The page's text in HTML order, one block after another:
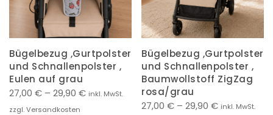
Bügelbezug ,Gurtpolster
und Schnallenpolster ,
Eulen auf grau
27,00 € – 29,90 € inkl. MwSt.
zzgl. Versandkosten
Bügelbezug ,Gurtpolster
und Schnallenpolster ,
Baumwollstoff ZigZag
rosa/grau
27,00 € – 29,90 € inkl. MwSt.